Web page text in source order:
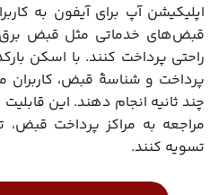
اپلیکیشن آپ برای آیفون به
قبض‌های خدماتی مثل قبض برق،
راحتی پرداخت کنند. با اسکن
پرداخت و شناسۀ قبض، کاربران
چند ثانیه انجام دهند. این
مراجعه به مراکز پرداخت
تسویه کنند.